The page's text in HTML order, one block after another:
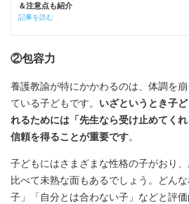
＆注意点も紹介
記事を読む
②包容力
養護教諭が特にかかわるのは、体調を
ている子どもです。 いざというとき子
れるためには「先生なら受け止めてく
信頼を得ることが重要です。
子どもにはさまざまな性格の子がおり
比べて未熟な面もあるでしょう。どん
子」「自分とは合わない子」などと評